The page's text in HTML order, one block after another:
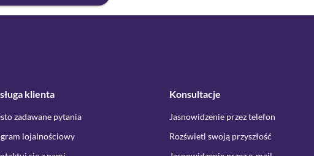
klienta
zadawane pytania
lojalnościowy
Konsultacje
Jasnowidzenie przez telefon
Rozświetl swoją przyszłość